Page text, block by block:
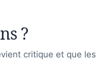
?
critique et que les